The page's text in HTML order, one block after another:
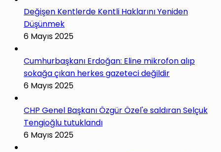
Değişen Kentlerde Kentli Haklarını Yeniden
Düşünmek
6 Mayıs 2025
Cumhurbaşkanı Erdoğan: Eline mikrofon alıp
sokağa çıkan herkes gazeteci değildir
6 Mayıs 2025
CHP Genel Başkanı Özgür Özel'e saldıran Selçuk
Tengioğlu tutuklandı
6 Mayıs 2025